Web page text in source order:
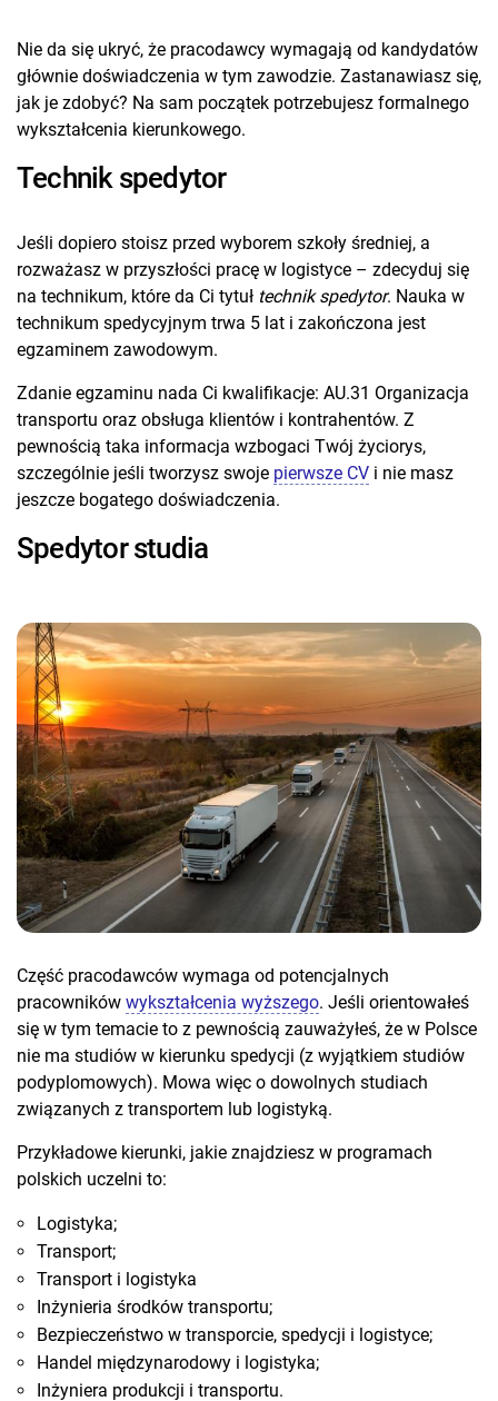
Nie da się ukryć, że pracodawcy wymagają od kandydatów
głównie doświadczenia w tym zawodzie. Zastanawiasz się,
jak je zdobyć? Na sam początek potrzebujesz formalnego
wykształcenia kierunkowego.
Technik spedytor
Jeśli dopiero stoisz przed wyborem szkoły średniej, a
rozważasz w przyszłości pracę w logistyce – zdecyduj się
na technikum, które da Ci tytuł technik spedytor. Nauka w
technikum spedycyjnym trwa 5 lat i zakończona jest
egzaminem zawodowym.
Zdanie egzaminu nada Ci kwalifikacje: AU.31 Organizacja
transportu oraz obsługa klientów i kontrahentów. Z
pewnością taka informacja wzbogaci Twój życiorys,
szczególnie jeśli tworzysz swoje pierwsze CV i nie masz
jeszcze bogatego doświadczenia.
Spedytor studia
Część pracodawców wymaga od potencjalnych
pracowników wykształcenia wyższego. Jeśli orientowałeś
się w tym temacie to z pewnością zauważyłeś, że w Polsce
nie ma studiów w kierunku spedycji (z wyjątkiem studiów
podyplomowych). Mowa więc o dowolnych studiach
związanych z transportem lub logistyką.
Przykładowe kierunki, jakie znajdziesz w programach
polskich uczelni to:
Logistyka;
Transport;
Transport i logistyka
Inżynieria środków transportu;
Bezpieczeństwo w transporcie, spedycji i logistyce;
Handel międzynarodowy i logistyka;
Inżyniera produkcji i transportu.